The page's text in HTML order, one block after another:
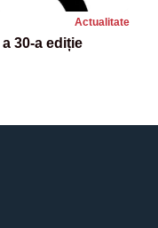
Actualitate
30-a ediție